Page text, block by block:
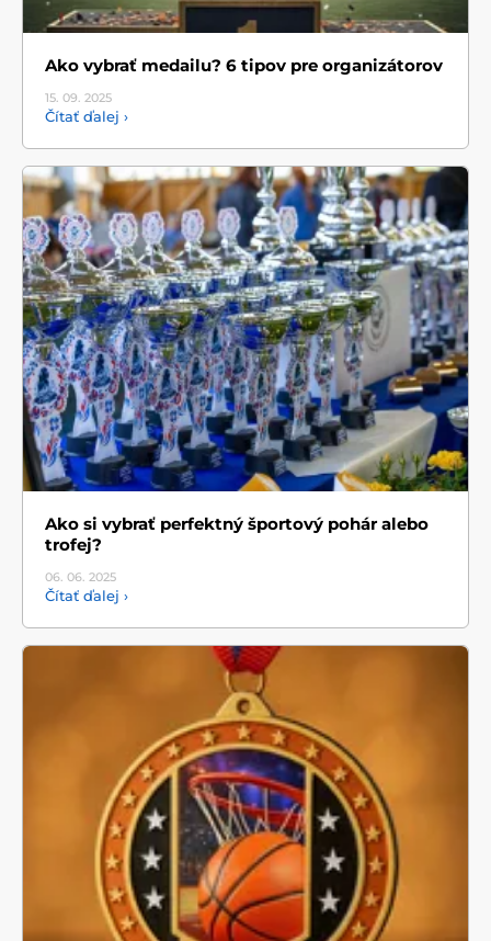
Ako vybrať medailu? 6 tipov pre organizátorov
15. 09. 2025
Čítať ďalej ›
Ako si vybrať perfektný športový pohár alebo
trofej?
06. 06. 2025
Čítať ďalej ›